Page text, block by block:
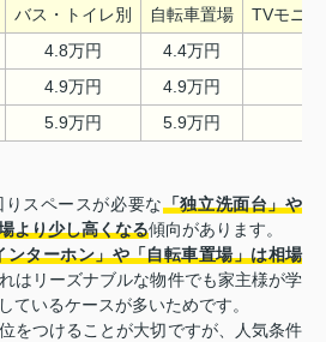
バス・トイレ別 自転車置場
TVモニ
4.8万円 4.4万円
4.9万円 4.9万円
5.9万円 5.9万円
スペースが必要な「独立洗面台」や
より少し高くなる傾向があります。
ンターホン」や「自転車置場」は相場
はリーズナブルな物件でも家主様が学
ているケースが多いためです。
をつけることが大切ですが、人気条件